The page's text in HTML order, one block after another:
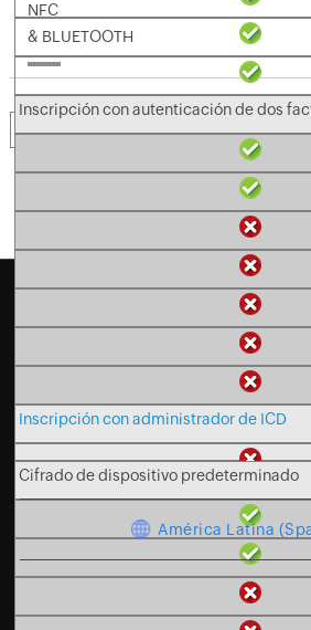
Inscripción con autenticación de dos
Inscripción con administrador de ICD
NFC
& BLUETOOTH
WINDOWS PHONE
WINDOWS 10
PORTÁTILES/DESKTOPS/
Home
Professional
Enterprise
LTSB 2016
Cifrado de dispositivo predeterminado
EULA
Cumplimiento
Newsletter Contacto de ventas
América Latina
© 2026 Zoho Corporation Pvt. Ltd.